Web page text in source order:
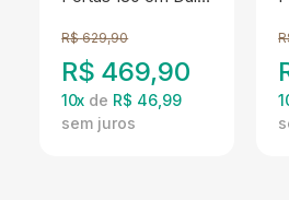
R$ 629,90
R$ 469,90
10x de R$ 46,99